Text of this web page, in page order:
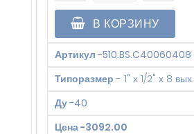
В КОРЗИНУ
Артикул -510.BS.C40060408
Типоразмер - 1" х 1/2" х 8 вых.
Ду-40
Цена-3092.00